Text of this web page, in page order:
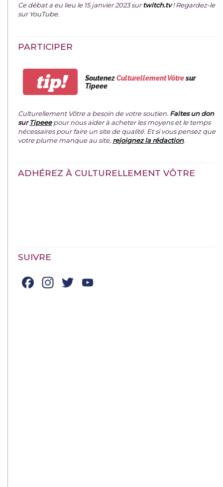
Ce débat a eu lieu le 15 janvier 2023 surtwitch.tv ! Regardez-le
surYouTube.
PARTICIPER
tip! SoutenezCulturellement Vôtresur
Tipeee
Culturellement Vôtre a besoin de votre soutien. Faites un don
surTipeeepour nous aider à acheter les moyens et le temps
nécessaires pour faire un site de qualité. Et si vous pensez que
votre plume manque au site, rejoignez la rédaction.
ADHÉREZ À CULTURELLEMENT VÔTRE
SUIVRE
Facebook
Instagram
Twitter